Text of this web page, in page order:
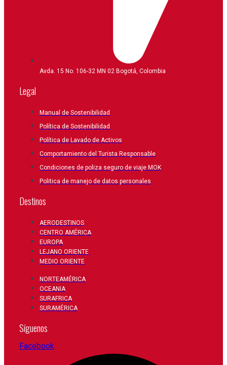
Avda. 15 No. 106-32 MN 02 Bogotá, Colombia
Legal
Manual de Sostenibilidad
Política de Sostenibilidad
Política de Lavado de Activos
Comportamiento del Turista Responsable
Condiciones de poliza seguro de viaje MOK
Politica de manejo de datos personales
Destinos
AERODESTINOS
CENTRO AMÉRICA
EUROPA
LEJANO ORIENTE
MEDIO ORIENTE
NORTEAMÉRICA
OCEANIA
SURAFRICA
SURAMÉRICA
Síguenos
Facebook